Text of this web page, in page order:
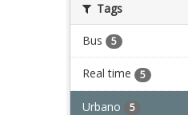
Tags
Bus 5
Real time 5
Urbano 5